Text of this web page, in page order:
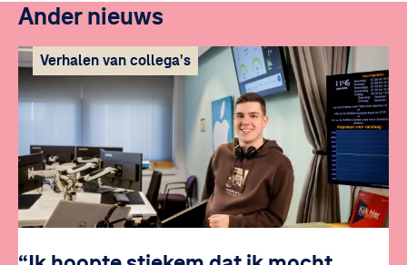
Ander nieuws
Verhalen van collega's